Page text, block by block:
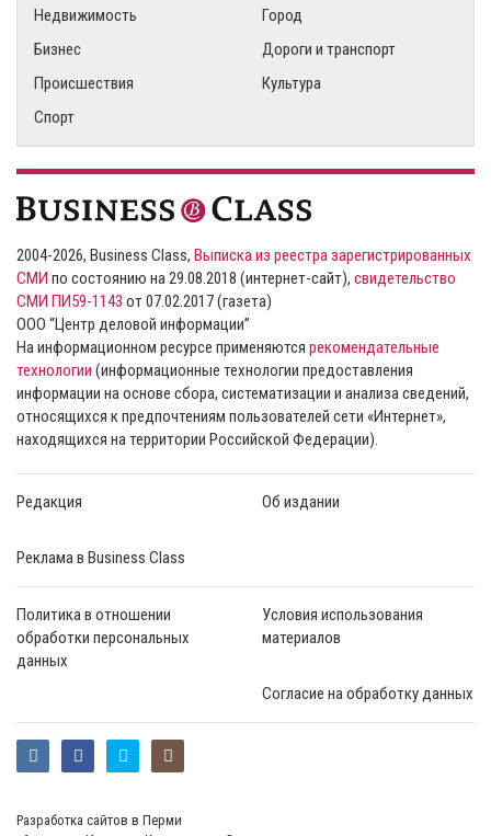
Недвижимость
Город
Бизнес
Дороги и транспорт
Происшествия
Культура
Спорт
2004-2026, Business Class, Выписка из реестра зарегистрированных
СМИ по состоянию на 29.08.2018 (интернет-сайт), свидетельство
СМИ ПИ59-1143 от 07.02.2017 (газета)
ООО “Центр деловой информации”
На информационном ресурсе применяются рекомендательные
технологии (информационные технологии предоставления
информации на основе сбора, систематизации и анализа сведений,
относящихся к предпочтениям пользователей сети «Интернет»,
находящихся на территории Российской Федерации).
Редакция Об издании
Реклама в Business Class
Политика в отношении
обработки персональных
данных
Условия использования
материалов
Согласие на обработку данных
Разработка сайтов в Перми